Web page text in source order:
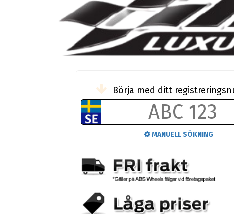
Börja med ditt
MANUELL SÖKNING